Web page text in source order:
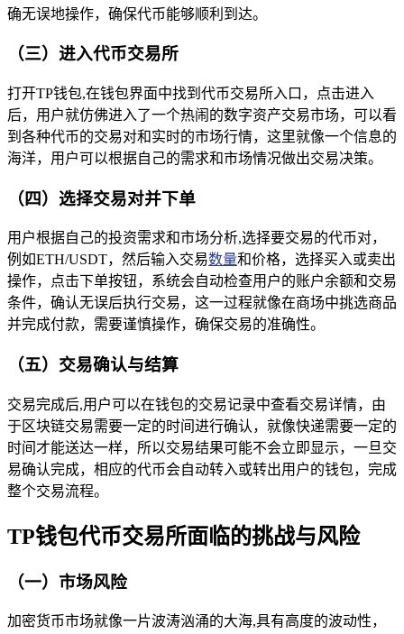
确无误地操作，确保代币能够顺利到达。
（三）进入代币交易所
打开TP钱包,在钱包界面中找到代币交易所入口，点击进入
后，用户就仿佛进入了一个热闹的数字资产交易市场，可以看
到各种代币的交易对和实时的市场行情，这里就像一个信息的
海洋，用户可以根据自己的需求和市场情况做出交易决策。
（四）选择交易对并下单
用户根据自己的投资需求和市场分析,选择要交易的代币对，
例如ETH/USDT，然后输入交易数量和价格，选择买入或卖出
操作，点击下单按钮，系统会自动检查用户的账户余额和交易
条件，确认无误后执行交易，这一过程就像在商场中挑选商品
并完成付款，需要谨慎操作，确保交易的准确性。
（五）交易确认与结算
交易完成后,用户可以在钱包的交易记录中查看交易详情，由
于区块链交易需要一定的时间进行确认，就像快递需要一定的
时间才能送达一样，所以交易结果可能不会立即显示，一旦交
易确认完成，相应的代币会自动转入或转出用户的钱包，完成
整个交易流程。
TP钱包代币交易所面临的挑战与风险
（一）市场风险
加密货币市场就像一片波涛汹涌的大海,具有高度的波动性，